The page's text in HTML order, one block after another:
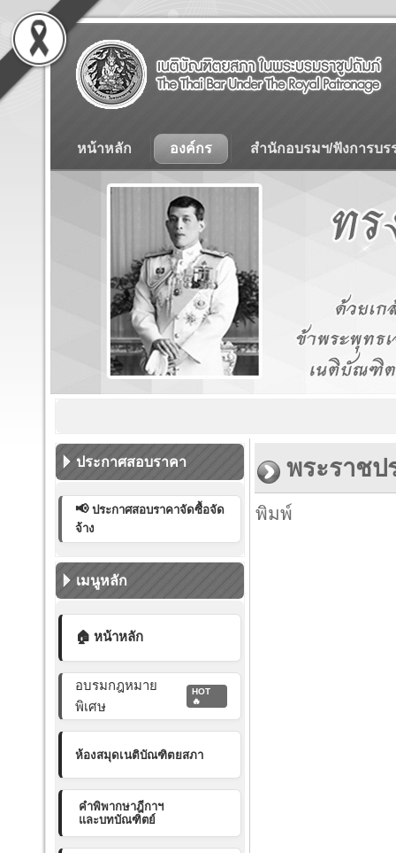
หน้าหลัก องค์กร สำนักอบรมฯ/ฟังการบร
ประกาศสอบราคา
📢 ประกาศสอบราคาจัดซื้อจัด
จ้าง
เมนูหลัก
🏠 หน้าหลัก
อบรมกฎหมาย
พิเศษ
HOT
🔥
ห้องสมุดเนติบัณฑิตยสภา
คำพิพากษาฎีกาฯ
และบทบัณฑิตย์
พระราชป
พิมพ์